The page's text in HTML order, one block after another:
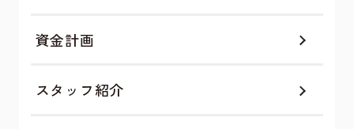
資金計画
スタッフ紹介